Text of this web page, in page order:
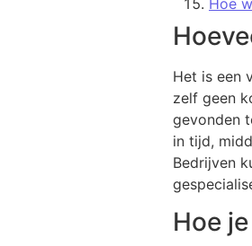
Het is een
zelf geen
gevonden
in tijd,
Bedrijven
Hoe